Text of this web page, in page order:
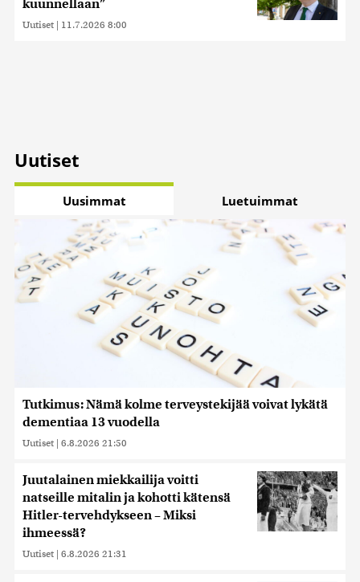
kuunnellaan”
Uutiset | 11.7.2026 8:00
Uutiset
Uusimmat Luetuimmat
Tutkimus: Nämä kolme terveystekijää voivat lykätä
dementiaa 13 vuodella
Uutiset | 6.8.2026 21:50
Juutalainen miekkailija voitti
natseille mitalin ja kohotti kätensä
Hitler-tervehdykseen – Miksi
ihmeessä?
Uutiset | 6.8.2026 21:31